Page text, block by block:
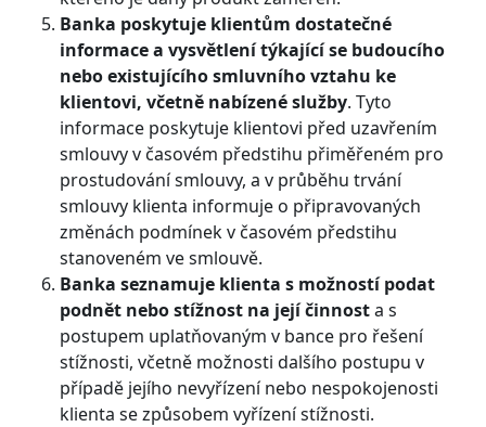
Banka poskytuje klientům dostatečné
informace a vysvětlení týkající se budoucího
nebo existujícího smluvního vztahu ke
klientovi, včetně nabízené služby. Tyto
informace poskytuje klientovi před uzavřením
smlouvy v časovém předstihu přiměřeném pro
prostudování smlouvy, a v průběhu trvání
smlouvy klienta informuje o připravovaných
změnách podmínek v časovém předstihu
stanoveném ve smlouvě.
Banka seznamuje klienta s možností podat
podnět nebo stížnost na její činnosta s
postupem uplatňovaným v bance pro řešení
stížnosti, včetně možnosti dalšího postupu v
případě jejího nevyřízení nebo nespokojenosti
klienta se způsobem vyřízení stížnosti.